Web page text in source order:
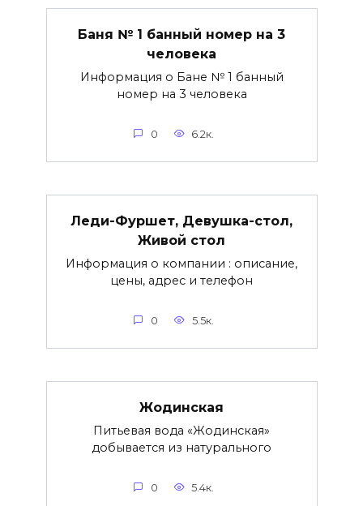
Баня № 1 банный номер на 3
человека
Информация о Бане № 1 банный
номер на 3 человека
0 6.2к.
Леди-Фуршет, Девушка-стол,
Живой стол
Информация о компании : описание,
цены, адрес и телефон
0 5.5к.
Жодинская
Питьевая вода «Жодинская»
добывается из натурального
0 5.4к.